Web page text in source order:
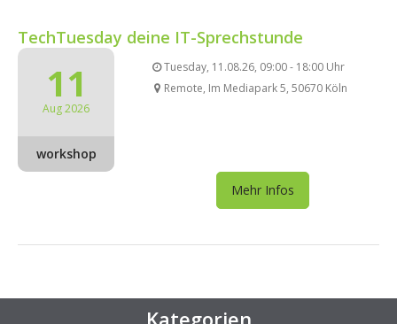
TechTuesday deine IT-Sprechstunde
11
Aug 2026
workshop
Tuesday, 11.08.26, 09:00 - 18:00 Uhr
Remote, Im Mediapark 5, 50670 Köln
Mehr Infos